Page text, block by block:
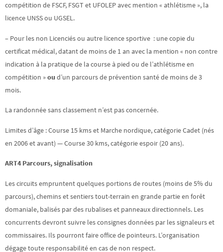
compétition de FSCF, FSGT et UFOLEP avec mention « athlétisme », la
licence UNSS ou UGSEL.
– Pour les non Licenciés ou autre licence sportive : une copie du
certificat médical, datant de moins de 1 an avec la mention « non contre
indication à la pratique de la course à pied ou de l’athlétisme en
compétition »ou d’un parcours de prévention santé de moins de 3
mois.
La randonnée sans classement n’est pas concernée.
Limites d’âge : Course 15 kms et Marche nordique, catégorie Cadet (nés
en 2006 et avant) — Course 30 kms, catégorie espoir (20 ans).
ART4 Parcours, signalisation
Les circuits empruntent quelques portions de routes (moins de 5% du
parcours), chemins et sentiers tout-terrain en grande partie en forêt
domaniale, balisés par des rubalises et panneaux directionnels. Les
concurrents devront suivre les consignes données par les signaleurs et
commissaires. Ils pourront faire office de pointeurs. L’organisation
dégage toute responsabilité en cas de non respect.